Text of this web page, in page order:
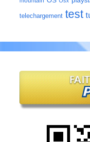
telechargement test